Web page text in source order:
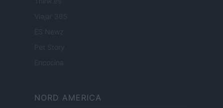
Viajar 365
ES Newz
Pet Story
Encocina
NORD AMERICA